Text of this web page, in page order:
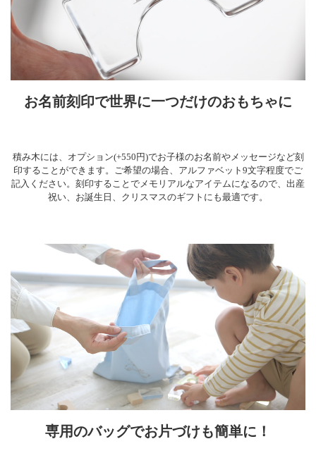
お名前刻印で世界に一つだけのおもちゃに
積み木には、オプション(+550円)でお子様のお名前やメッセージなど刻
印することができます。ご希望の場合、アルファベット9文字程度でご
記入ください。刻印することでメモリアルなアイテムになるので、出産
祝い、お誕生日、クリスマスのギフトにも最適です。
専用のバッグでお片づけも簡単に！